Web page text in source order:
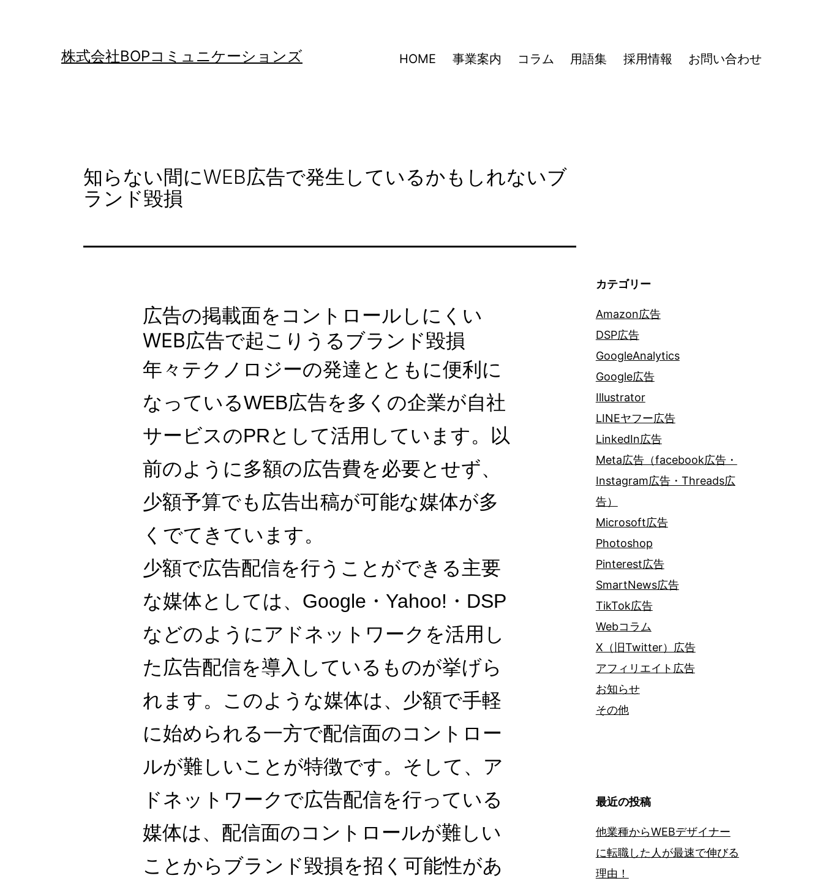
株式会社BOPコミュニケーションズ HOME 事業案内 コラム 用語集 採用情報 お問い合わせ
知らない間にWEB広告で発生しているかもしれないブ
ランド毀損
広告の掲載面をコントロールしにくい
WEB広告で起こりうるブランド毀損
年々テクノロジーの発達とともに便利に
なっているWEB広告を多くの企業が自社
サービスのPRとして活用しています。以
前のように多額の広告費を必要とせず、
少額予算でも広告出稿が可能な媒体が多
くでてきています。
少額で広告配信を行うことができる主要
な媒体としては、 Google ・ Yahoo! ・ DSP
などのようにアドネットワークを活用し
た広告配信を導入しているものが挙げら
れます。このような媒体は、少額で手軽
に始められる一方で配信面のコントロー
ルが難しいことが特徴です。そして、ア
ドネットワークで広告配信を行っている
媒体は、配信面のコントロールが難しい
ことからブランド毀損を招く可能性があ
カテゴリー
Amazon広告
DSP広告
GoogleAnalytics
Google広告
Illustrator
LINEヤフー広告
LinkedIn広告
Meta広告（facebook広告・
Instagram広告・Threads広
告）
Microsoft広告
Photoshop
Pinterest広告
SmartNews広告
TikTok広告
Webコラム
X（旧Twitter）広告
アフィリエイト広告
お知らせ
その他
最近の投稿
他業種からWEBデザイナー
に転職した人が最速で伸びる
理由！